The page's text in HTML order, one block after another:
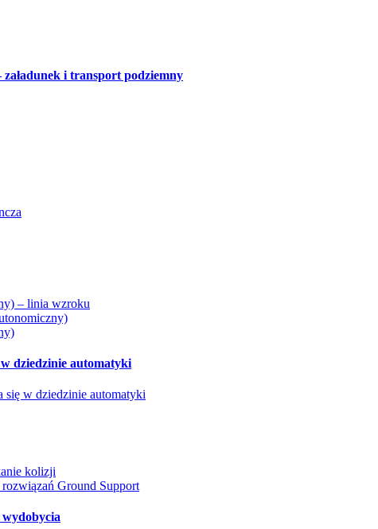
i transport podziemny
– linia wzroku
dziedzinie automatyki
się w dziedzinie automatyki
kolizji
Ground Support